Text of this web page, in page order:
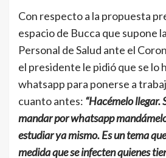
Con respecto a la propuesta
espacio de Bucca que supone
Personal de Salud ante el
el presidente le pidió que se lo
whatsapp para ponerse a
cuanto antes: “Hacémelo llegar.
mandar por whatsapp
estudiar ya mismo. Es un tema
medida que se infecten quienes